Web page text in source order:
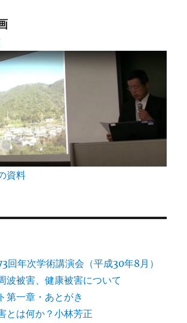
資料
回年次学術講演会（平成30年8月）
波被害、健康被害について
第一章・あとがき
とは何か？小林芳正